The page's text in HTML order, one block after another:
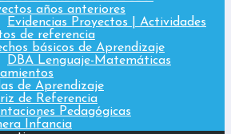
años anteriores
Evidencias Proyectos | Actividades
de referencia
básicos de Aprendizaje
DBA Lenguaje-Matemáticas
de Aprendizaje
de Referencia
Pedagógicas
Infancia